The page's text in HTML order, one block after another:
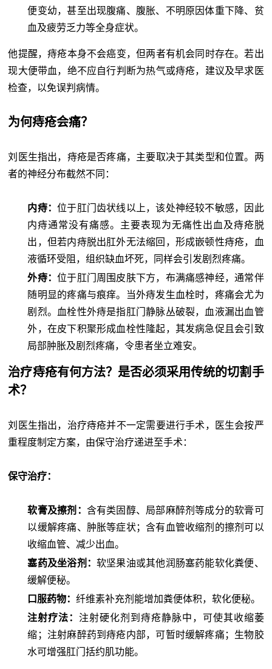
便变幼，甚至出现腹痛、腹胀、不明原因体重下降、贫
血及疲劳乏力等全身症状。
他提醒，痔疮本身不会癌变，但两者有机会同时存在。若出
现大便带血，绝不应自行判断为热气或痔疮，建议及早求医
检查，以免误判病情。
为何痔疮会痛？
刘医生指出，痔疮是否疼痛，主要取决于其类型和位置。两
者的神经分布截然不同：
内痔：位于肛门齿状线以上，该处神经较不敏感，因此
内痔通常没有痛感。主要表现为无痛性出血及痔疮脱
出，但若内痔脱出肛外无法缩回，形成嵌顿性痔疮，血
液循环受阻，组织缺血坏死，同样会引发剧烈疼痛。
外痔：位于肛门周围皮肤下方，布满痛感神经，通常伴
随明显的疼痛与痕痒。当外痔发生血栓时，疼痛会尤为
剧烈。血栓性外痔是指肛门静脉丛破裂，血液漏出血管
外，在皮下积聚形成血栓性隆起，其发病急促且会引致
局部肿胀及剧烈疼痛，令患者坐立难安。
治疗痔疮有何方法？是否必须采用传统的切割手
术？
刘医生指出，治疗痔疮并不一定需要进行手术，医生会按严
重程度制定方案，由保守治疗递进至手术：
保守治疗：
软膏及擦剂： 含有类固醇、局部麻醉剂等成分的软膏可
以缓解疼痛、肿胀等症状；含有血管收缩剂的擦剂可以
收缩血管、减少出血。
塞药及坐浴剂： 软坚果油或其他润肠塞药能软化粪便、
缓解便秘。
口服药物：纤维素补充剂能增加粪便体积，软化便秘。
注射疗法：注射硬化剂到痔疮静脉中，可使其收缩萎
缩；注射麻醉药到痔疮内部，可暂时缓解疼痛；生物胶
水可增强肛门括约肌功能。